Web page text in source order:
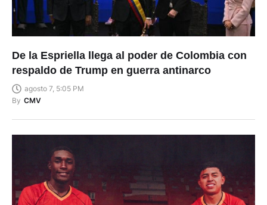
De la Espriella llega al poder de Colombia con
respaldo de Trump en guerra antinarco
agosto 7, 5:05 PM
By CMV